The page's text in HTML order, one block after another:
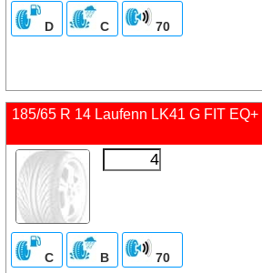
D C 70
185/65 R 14 Laufenn LK41 G FIT EQ+
C B 70